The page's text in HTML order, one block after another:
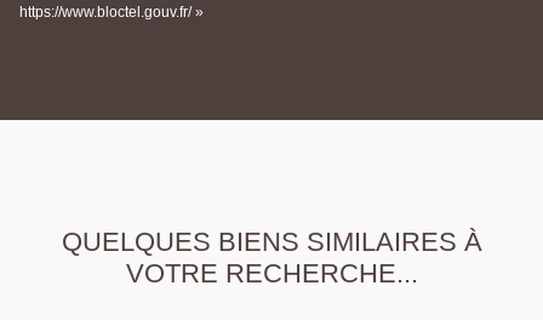
https://www.bloctel.gouv.fr/ »
QUELQUES BIENS SIMILAIRES À
VOTRE RECHERCHE...